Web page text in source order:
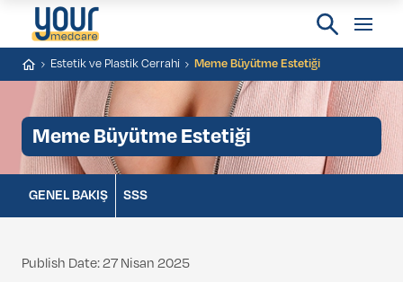
Estetik ve Plastik Cerrahi Meme Büyütme Estetiği
Meme Büyütme Estetiği
GENEL BAKIŞ SSS
Publish Date: 27 Nisan 2025